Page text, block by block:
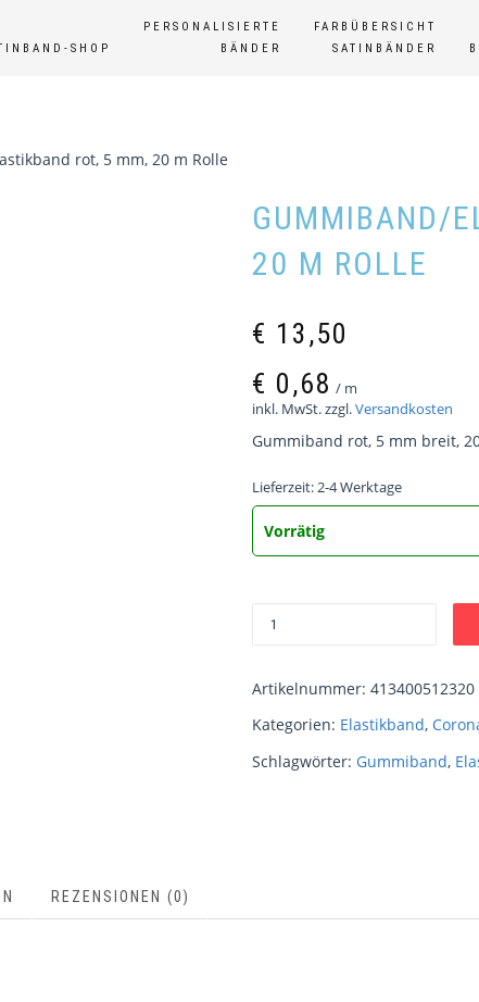
SHOP
PERSONALISIERTE
BÄNDER
FARBÜBERSICHT
SATINBÄNDER
rot, 5 mm, 20 m Rolle
GUMMIBAND/
20 M ROLLE
€ 13,50
€ 0,68 / m
inkl. MwSt.zzgl.Versandkosten
Gummiband rot, 5 mm breit,
Lieferzeit:2-4 Werktage
Vorrätig
Artikelnummer: 413400512320
Kategorien: Elastikband,
Schlagwörter: Gummiband,
REZENSIONEN (0)